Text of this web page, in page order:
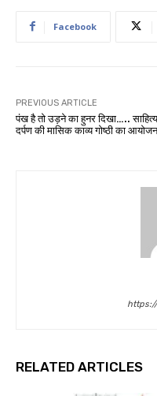
Facebook
PREVIOUS ARTICLE
पंख है तो उड़ने का हुनर दिखा….. साहित्य
दर्पण की मासिक काव्य गोष्ठी का आयोजन
RELATED ARTICLES